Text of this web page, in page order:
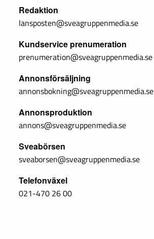
Redaktion
lansposten@sveagruppenmedia.se
Kundservice prenumeration
prenumeration@sveagruppenmedia.se
Annonsförsäljning
annonsbokning@sveagruppenmedia.se
Annonsproduktion
annons@sveagruppenmedia.se
Sveabörsen
sveaborsen@sveagruppenmedia.se
Telefonväxel
021-470 26 00